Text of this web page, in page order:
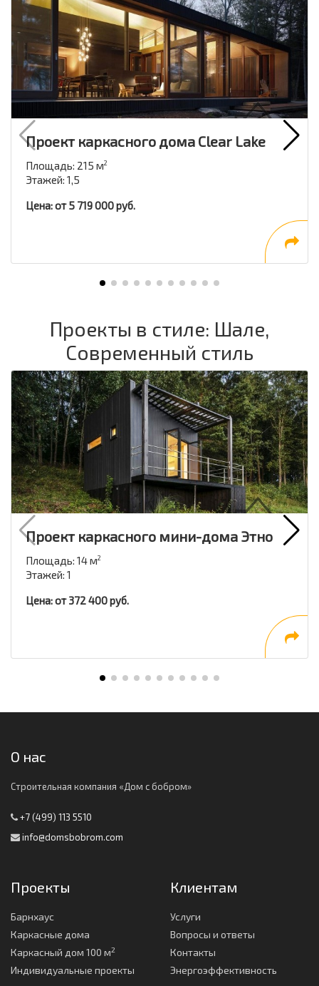
Проект каркасного дома Clear Lake
Площадь: 215 м2
Этажей: 1,5
Цена: от 5 719 000 руб.
Проекты в стиле: Шале,
Современный стиль
Проект каркасного мини-дома Этно
Площадь: 14 м2
Этажей: 1
Цена: от 372 400 руб.
О нас
Строительная компания «Дом с бобром»
+7 (499) 113 5510
info@domsbobrom.com
Проекты
Барнхаус
Каркасные дома
Каркасный дом 100 м2
Индивидуальные проекты
Клиентам
Услуги
Вопросы и ответы
Контакты
Энергоэффективность